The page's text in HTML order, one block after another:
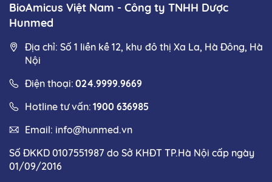
BioAmicus Việt Nam - Công ty TNHH Dược
Hunmed
Địa chỉ: Số 1 liền kề 12, khu đô thị Xa La, Hà Đông, Hà
Nội
Điện thoại: 024.9999.9669
Hotline tư vấn: 1900 636985
Email: info@hunmed.vn
Số ĐKKD 0107551987 do Sở KHĐT TP.Hà Nội cấp ngày
01/09/2016